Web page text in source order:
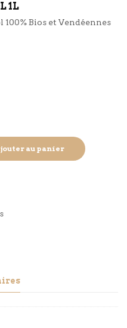
1L
Bios et Vendéennes
au panier